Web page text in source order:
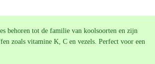
behoren tot de familie van koolsoorten en zijn
zoals vitamine K, C en vezels. Perfect voor een